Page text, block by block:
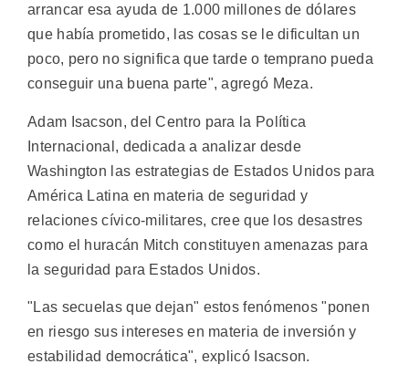
arrancar esa ayuda de 1.000 millones de dólares
que había prometido, las cosas se le dificultan un
poco, pero no significa que tarde o temprano pueda
conseguir una buena parte", agregó Meza.
Adam Isacson, del Centro para la Política
Internacional, dedicada a analizar desde
Washington las estrategias de Estados Unidos para
América Latina en materia de seguridad y
relaciones cívico-militares, cree que los desastres
como el huracán Mitch constituyen amenazas para
la seguridad para Estados Unidos.
"Las secuelas que dejan" estos fenómenos "ponen
en riesgo sus intereses en materia de inversión y
estabilidad democrática", explicó Isacson.